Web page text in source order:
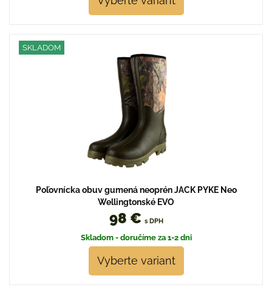
SKLADOM
Poľovnícka obuv gumená neoprén JACK PYKE Neo
Wellingtonské EVO
98 € s DPH
Skladom - doručíme za 1-2 dni
Vyberte variant